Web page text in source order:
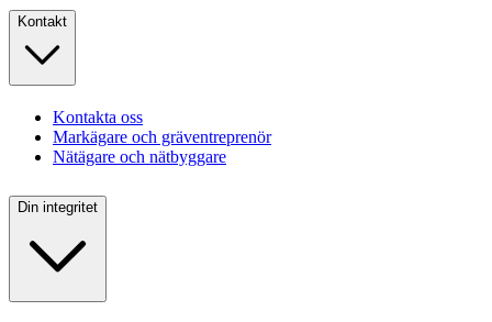
Kontakt
Kontakta oss
Markägare och gräventreprenör
Nätägare och nätbyggare
Din integritet